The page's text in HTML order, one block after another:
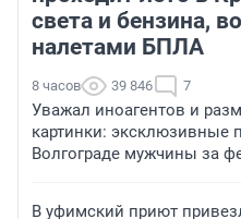
света и бензина,
налетами БПЛА
8 часов 39 846 7
Уважал иноагентов и
картинки: эксклюзивные
Волгограде мужчины за
В уфимский приют